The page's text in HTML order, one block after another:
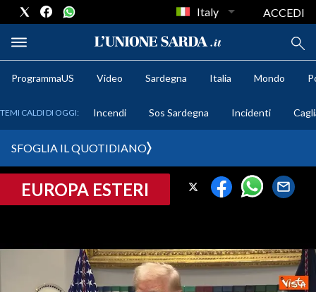
VIDEO
PROVINCIA DI CAGLIARI
Italy ACCEDI
ProgrammaUS Video Sardegna Italia Mondo
TEMI CALDI DI OGGI: Incendi Sos Sardegna Incidenti
SFOGLIA IL QUOTIDIANO
EUROPA ESTERI